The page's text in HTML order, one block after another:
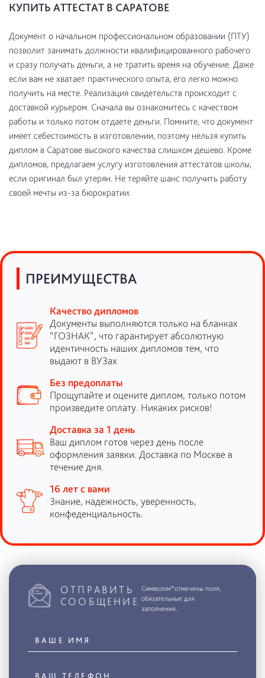
КУПИТЬ АТТЕСТАТ В САРАТОВЕ
Документ о начальном профессиональном образовании (ПТУ)
позволит занимать должности квалифицированного рабочего
и сразу получать деньги, а не тратить время на обучение. Даже
если вам не хватает практического опыта, его легко можно
получить на месте. Реализация свидетельств происходит с
доставкой курьером. Сначала вы ознакомитесь с качеством
работы и только потом отдаете деньги. Помните, что документ
имеет себестоимость в изготовлении, поэтому нельзя купить
диплом в Саратове высокого качества слишком дешево. Кроме
дипломов, предлагаем услугу изготовления аттестатов школы,
если оригинал был утерян. Не теряйте шанс получить работу
своей мечты из-за бюрократии.
ПРЕИМУЩЕСТВА
Качество дипломов
Документы выполняются только на бланках
“ГОЗНАК”, что гарантирует абсолютную
идентичность наших дипломов тем, что
выдают в ВУЗах
Без предоплаты
Прощупайте и оцените диплом, только потом
произведите оплату. Никаких рисков!
Доставка за 1 день
Ваш диплом готов через день после
оформления заявки. Доставка по Москве в
течение дня.
16 лет с вами
Знание, надежность, уверенность,
конфеденциальность.
ОТПРАВИТЬ
СООБЩЕНИЕ
Символом*отмечены поля,
обязательные для
заполнения.